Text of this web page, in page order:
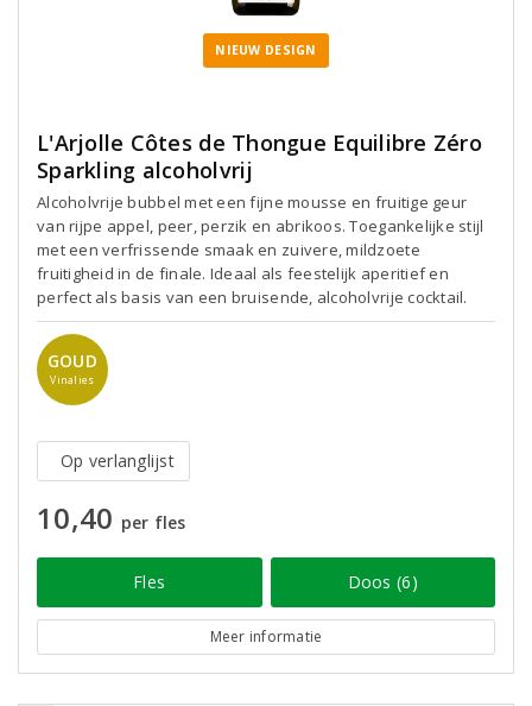
NIEUW DESIGN
L'Arjolle Côtes de Thongue Equilibre Zéro
Sparkling alcoholvrij
Alcoholvrije bubbel met een fijne mousse en fruitige geur
van rijpe appel, peer, perzik en abrikoos. Toegankelijke stijl
met een verfrissende smaak en zuivere, mildzoete
fruitigheid in de finale. Ideaal als feestelijk aperitief en
perfect als basis van een bruisende, alcoholvrije cocktail.
GOUD
Vinalies
Op verlanglijst
10,40 per fles
Fles Doos (6)
Meer informatie